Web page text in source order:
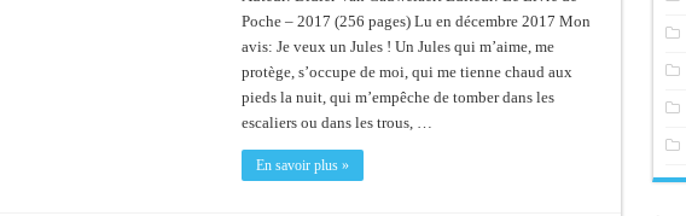
Poche – 2017 (256 pages) Lu en décembre 2017 Mon
avis: Je veux un Jules ! Un Jules qui m’aime, me
protège, s’occupe de moi, qui me tienne chaud aux
pieds la nuit, qui m’empêche de tomber dans les
escaliers ou dans les trous, …
En savoir plus »